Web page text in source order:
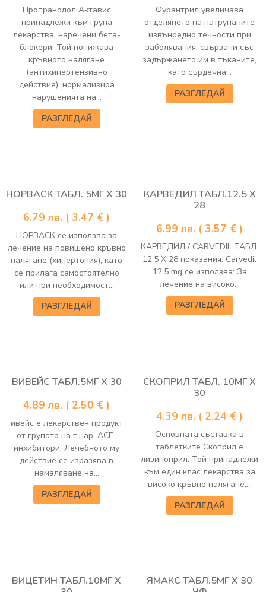
Пропранолол Актавис
принадлежи към група
лекарства, наречени бета-
блокери. Той понижава
кръвното налягане
(антихипертензивно
действие), нормализира
нарушенията на...
РАЗГЛЕДАЙ
Фурантрил увеличава
отделянето на натрупаните
извънредно течности при
заболявания, свързани със
задържането им в тъканите,
като сърдечна...
РАЗГЛЕДАЙ
НОРВАСК ТАБЛ. 5МГ Х 30
6.79 лв. ( 3.47 € )
НОРВАСК се използва за
лечение на повишено кръвно
налягане (хипертония), като
се прилага самостоятелно
или при необходимост...
РАЗГЛЕДАЙ
КАРВЕДИЛ ТАБЛ.12.5 Х
28
6.99 лв. ( 3.57 € )
КАРВЕДИЛ / CARVEDIL ТАБЛ.
12.5 Х 28 показания: Carvedil
12.5 mg се използва: За
лечение на високо...
РАЗГЛЕДАЙ
ВИВЕЙС ТАБЛ.5МГ Х 30
4.89 лв. ( 2.50 € )
ивейс е лекарствен продукт
от групата на т.нар. АСЕ-
инхибитори. Лечебното му
действие се изразява в
намаляване на...
РАЗГЛЕДАЙ
СКОПРИЛ ТАБЛ. 10МГ Х
30
4.39 лв. ( 2.24 € )
Основната съставка в
таблетките Скоприл е
лизиноприл. Той принадлежи
към един клас лекарства за
високо кръвно налягане,...
РАЗГЛЕДАЙ
ВИЦЕТИН ТАБЛ.10МГ Х
ЯМАКС ТАБЛ.5МГ Х 30